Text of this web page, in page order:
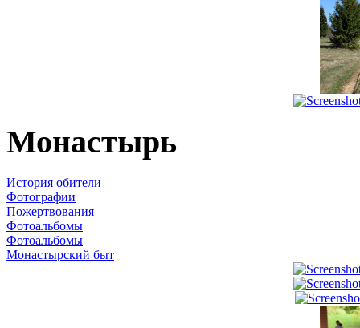
Монастырь
История обители
Фотографии
Пожертвования
Фотоальбомы
Фотоальбомы
Монастырский быт